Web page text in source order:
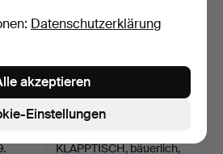
KLAPPTISCH, bäuerlich,
Datenschutzerklärung
Einstellungen
akzeptieren